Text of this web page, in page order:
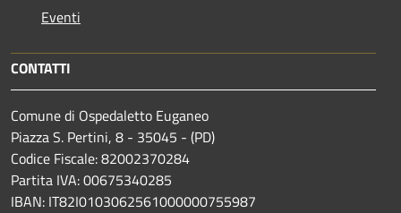
Eventi
CONTATTI
Comune di Ospedaletto Euganeo
Piazza S. Pertini, 8 - 35045 - (PD)
Codice Fiscale: 82002370284
Partita IVA: 00675340285
IBAN: IT82I0103062561000000755987